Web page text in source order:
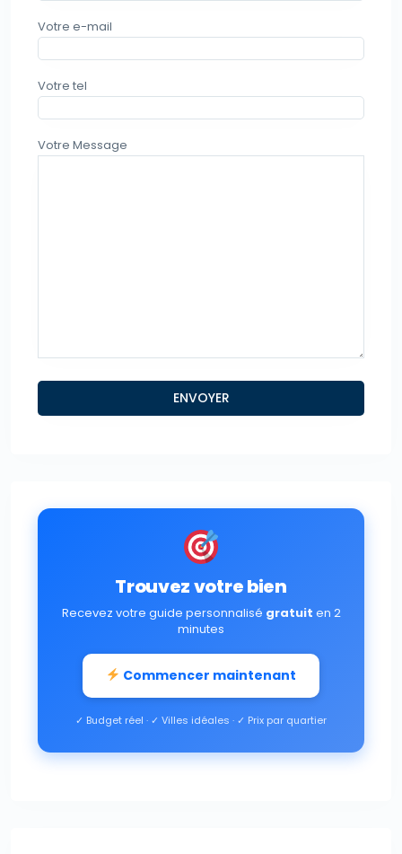
Votre e-mail
Votre tel
Votre Message
Trouvez votre bien
Recevez votre guide personnalisé gratuit en 2
minutes
Commencer maintenant
✓ Budget réel · ✓ Villes idéales · ✓ Prix par quartier